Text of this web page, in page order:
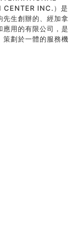
CENTER INC.）是
先生創辦的、經加拿
應用的有限公司，是
劃於一體的服務機
？